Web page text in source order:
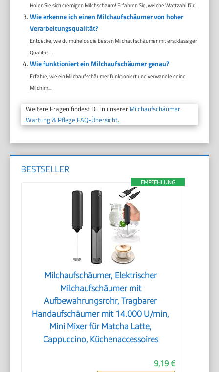
Holen Sie sich cremigen Milchschaum! Erfahren Sie, welche Wattzahl für...
Wie erkenne ich einen Milchaufschäumer von hoher
Verarbeitungsqualität?
Entdecke, wie du mühelos die besten Milchaufschäumer mit erstklassiger
Qualität...
Wie funktioniert ein Milchaufschäumer genau?
Erfahre, wie ein Milchaufschäumer funktioniert und verwandle deine
Milch im...
Weitere Fragen findest Du in unserer Milchaufschäumer
Wartung & Pflege FAQ-Übersicht.
BESTSELLER
EMPFEHLUNG
Milchaufschäumer, Elektrischer
Milchaufschäumer mit
Aufbewahrungsrohr, Tragbarer
Handaufschäumer mit 14.000 U/min,
Mini Mixer für Matcha Latte,
Cappuccino, Küchenaccessoires
9,19 €